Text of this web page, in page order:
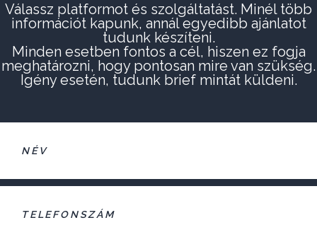
Válassz platformot és szolgáltatást. Minél több
információt kapunk, annál egyedibb ajánlatot
tudunk készíteni.
Minden esetben fontos a cél, hiszen ez fogja
meghatározni, hogy pontosan mire van szükség.
Igény esetén, tudunk brief mintát küldeni.